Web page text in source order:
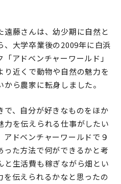
藤さんは、幼少期に自然と
大学卒業後の2009年に白浜
アドベンチャーワールド」
り近くで動物や自然の魅力を
ら農家に転身しました。
で、自分が好きなものをほか
力を伝えられる仕事がしたい
ドベンチャーワールドで９
た方法で何ができるかと考
と生活費も稼ぎながら畑とい
を伝えられるかなと思ったの